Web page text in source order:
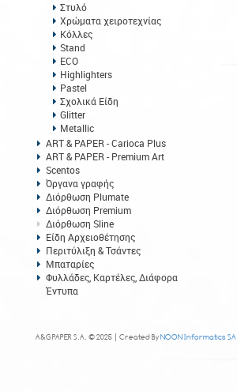
Στυλό
Χρώματα χειροτεχνίας
Κόλλες
Stand
ECO
Highlighters
Pastel
Σχολικά Είδη
Glitter
Metallic
ART & PAPER - Carioca Plus
ART & PAPER - Premium Art
Scentos
Όργανα γραφής
Διόρθωση Plumate
Διόρθωση Premium
Διόρθωση Sline
Είδη Αρχειοθέτησης
Περιτύλιξη & Τσάντες
Μπαταρίες
Φυλλάδες, Καρτέλες, Διάφορα
Έντυπα
A&G PAPER S.A. © 2025 | Created ByNOON Informatics SA